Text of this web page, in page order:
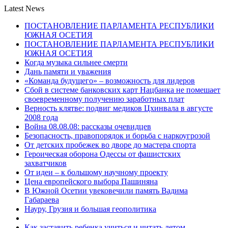
Latest News
ПОСТАНОВЛЕНИЕ ПАРЛАМЕНТА РЕСПУБЛИКИ
ЮЖНАЯ ОСЕТИЯ
ПОСТАНОВЛЕНИЕ ПАРЛАМЕНТА РЕСПУБЛИКИ
ЮЖНАЯ ОСЕТИЯ
Когда музыка сильнее смерти
Дань памяти и уважения
«Команда будущего» – возможность для лидеров
Сбой в системе банковских карт Нацбанка не помешает
своевременному получению заработных плат
Верность клятве: подвиг медиков Цхинвала в августе
2008 года
Война 08.08.08: рассказы очевидцев
Безопасность, правопорядок и борьба с наркоугрозой
От детских пробежек во дворе до мастера спорта
Героическая оборона Одессы от фашистских
захватчиков
От идеи – к большому научному проекту
Цена европейского выбора Пашиняна
В Южной Осетии увековечили память Вадима
Габараева
Науру, Грузия и большая геополитика